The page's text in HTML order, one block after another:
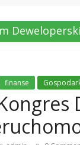
finanse